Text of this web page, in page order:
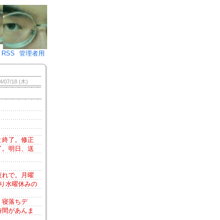
♪)÷2
RSS 管理者用
07/18 (木)
了。修正
明日、送
で。月曜
水曜休みの
落ちデ
があんま